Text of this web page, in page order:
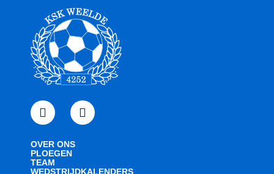
OVER ONS
PLOEGEN
TEAM
WEDSTRIJDKALENDERS